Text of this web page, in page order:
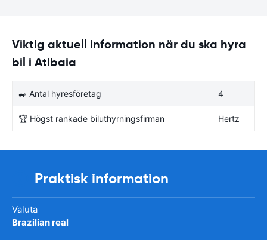
Viktig aktuell information när du ska hyra
bil i Atibaia
🚙 Antal hyresföretag 4
🏆 Högst rankade biluthyrningsfirman Hertz
Praktisk information
Valuta
Brazilian real